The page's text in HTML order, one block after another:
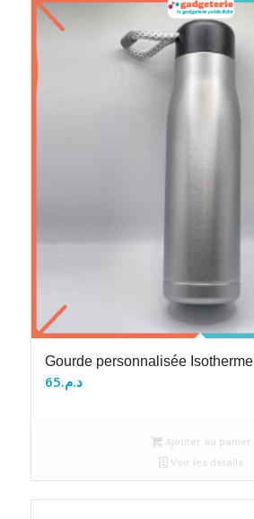
Gourde personnalisée Isotherme
د.م.65
Ajouter au panier
Voir les détails